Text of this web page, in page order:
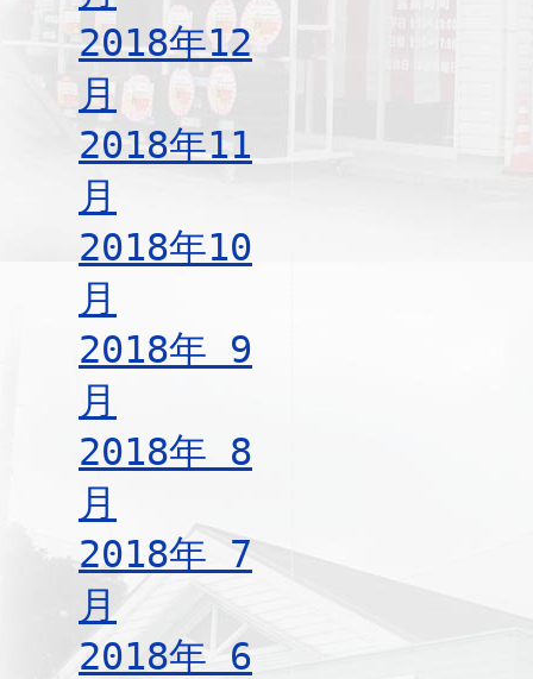
2018年12
月
2018年11
月
2018年10
月
2018年 9
月
2018年 8
月
2018年 7
月
2018年 6